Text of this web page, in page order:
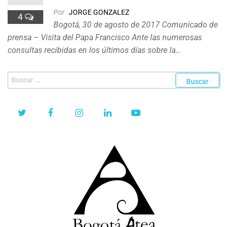
4 Por JORGE GONZALEZ
Bogotá, 30 de agosto de 2017 Comunicado de
prensa – Visita del Papa Francisco Ante las numerosas
consultas recibidas en los últimos días sobre la…
Buscar: